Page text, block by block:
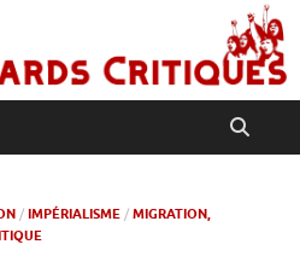
/ IMPÉRIALISME / MIGRATION,